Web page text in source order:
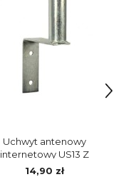
Uchwyt antenowy
internetowy US13 Z
14,90 zł